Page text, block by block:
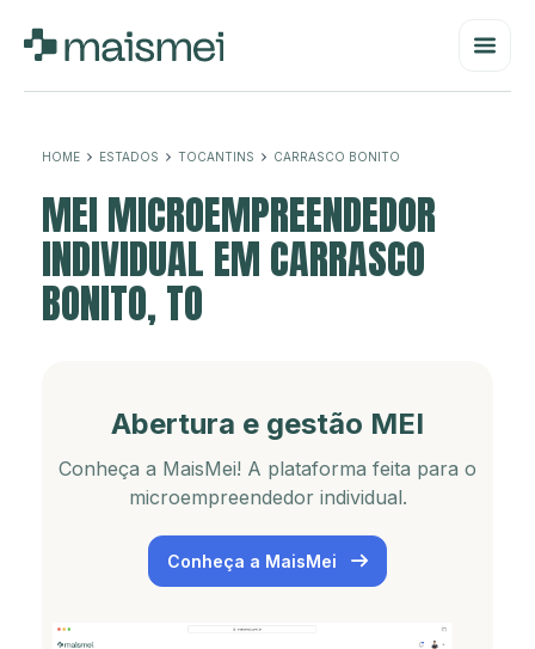
HOME ESTADOS TOCANTINS CARRASCO BONITO
MEI MICROEMPREENDEDOR
INDIVIDUAL EM CARRASCO
BONITO, TO
Abertura e gestão MEI
Conheça a MaisMei! A plataforma feita para o
microempreendedor individual.
Conheça a MaisMei